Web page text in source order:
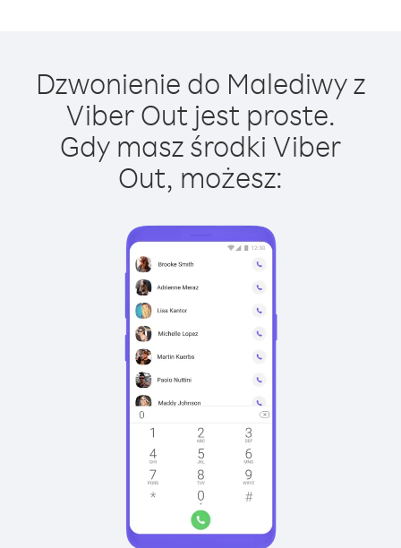
Dzwonienie do Malediwy z
Viber Out jest proste.
Gdy masz środki Viber
Out, możesz: